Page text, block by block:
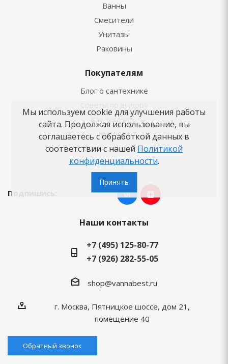
Ванны
Смесители
Унитазы
Раковины
Покупателям
Блог о сантехнике
Как заказать
Новости
Вопросы-ответы
Бренды
Подпишись:
Наши контакты
+7 (495) 125-80-77
+7 (926) 282-55-05
shop@vannabest.ru
г. Москва, Пятницкое шоссе, дом 21,
помещение 40
Обратный звонок
Мы используем cookie для улучшения работы
сайта. Продолжая использование, вы
соглашаетесь с обработкой данных в
соответствии с нашей Политикой
конфиденциальности.
Принять